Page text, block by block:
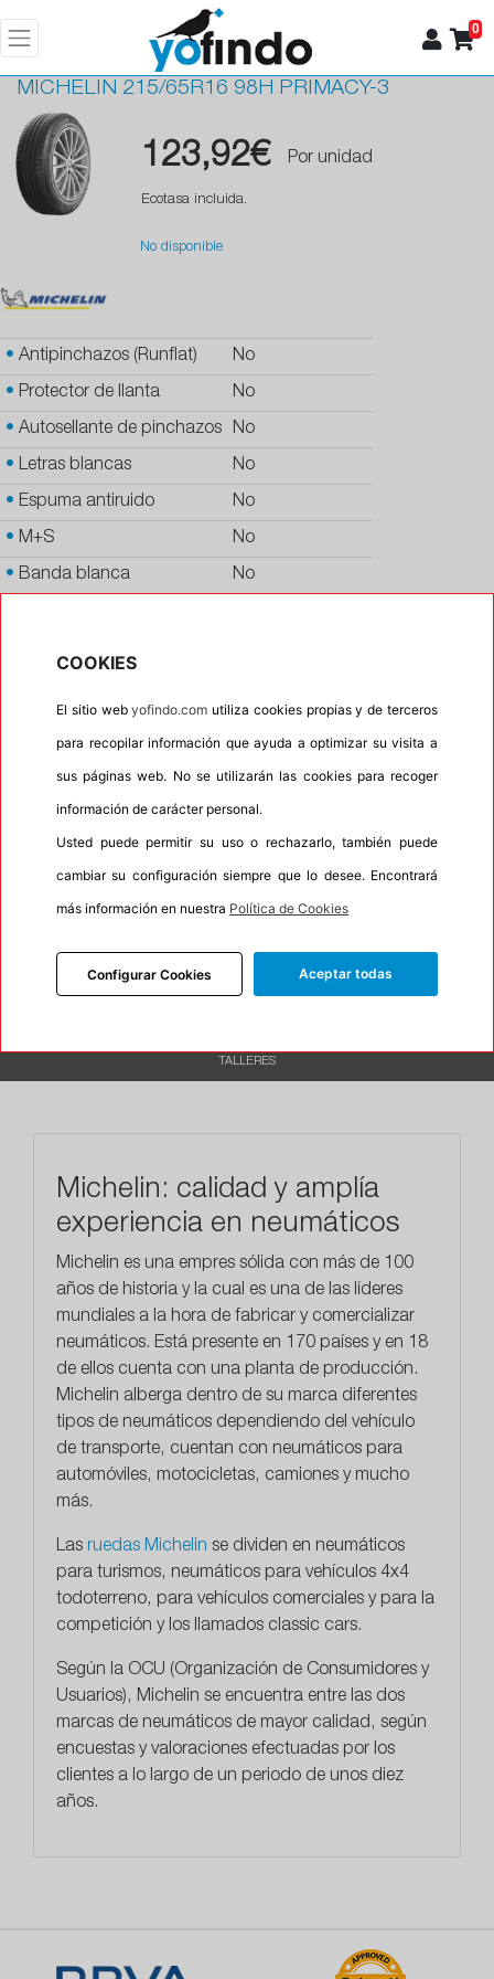
0
MICHELIN 215/65R16 98H PRIMACY-3
123,92€ Por unidad
Ecotasa incluida.
No disponible
• Antipinchazos (Runflat) No
• Protector de llanta No
• Autosellante de pinchazos No
• Letras blancas No
• Espuma antiruido No
• M+S No
• Banda blanca No
No
Carretera
Etiqueta energética Información Eprel
INFORMACIÓN
TALLERES
Michelin: calidad y amplía
experiencia en neumáticos
Michelin es una empres sólida con más de 100
años de historia y la cual es una de las líderes
mundiales a la hora de fabricar y comercializar
neumáticos. Está presente en 170 países y en 18
de ellos cuenta con una planta de producción.
Michelin alberga dentro de su marca diferentes
tipos de neumáticos dependiendo del vehículo
de transporte, cuentan con neumáticos para
automóviles, motocicletas, camiones y mucho
más.
Las ruedas Michelin se dividen en neumáticos
para turismos, neumáticos para vehículos 4x4
todoterreno, para vehículos comerciales y para la
competición y los llamados classic cars.
Según la OCU (Organización de Consumidores y
Usuarios), Michelin se encuentra entre las dos
marcas de neumáticos de mayor calidad, según
encuestas y valoraciones efectuadas por los
clientes a lo largo de un periodo de unos diez
años.
COOKIES
El sitio webyofindo.com utiliza cookies propias y de terceros
para recopilar información que ayuda a optimizar su visita a
sus páginas web. No se utilizarán las cookies para recoger
información de carácter personal.
Usted puede permitir su uso o rechazarlo, también puede
cambiar su configuración siempre que lo desee. Encontrará
más información en nuestra Política de Cookies
Configurar Cookies Aceptar todas